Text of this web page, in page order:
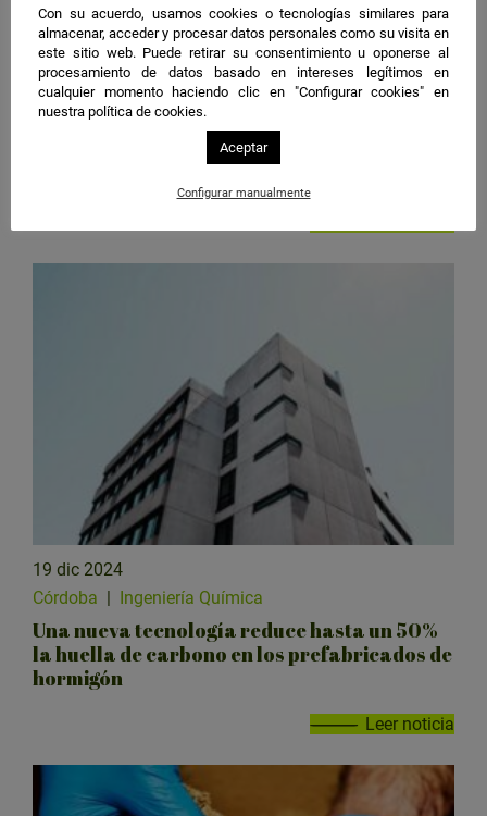
20 ene 2025
Jaén | Ingeniería Química
Desarrollan un método rápido que emplea
microondas para transformar el alperujo
19 dic 2024
Córdoba | Ingeniería Química
Una nueva tecnología reduce hasta un 50%
la huella de carbono en los prefabricados de
hormigón
Leer noticia
Con su acuerdo, usamos cookies o tecnologías similares para
almacenar, acceder y procesar datos personales como su visita en
este sitio web. Puede retirar su consentimiento u oponerse al
procesamiento de datos basado en intereses legítimos en
cualquier momento haciendo clic en "Configurar cookies" en
nuestra política de cookies.
Aceptar
Configurar manualmente